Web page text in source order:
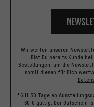
Wir werten unseren
Bist Du bereits Kunde
Bestellungen, um die
somit diesen für Dich
*Gilt 30 Tage ab
60 € gültig. Der Gutschein